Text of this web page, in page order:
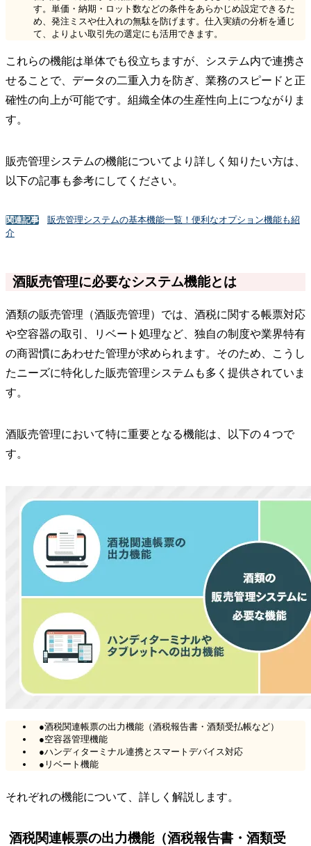
す。単価・納期・ロット数などの条件をあらかじめ設定できるた
め、発注ミスや仕入れの無駄を防げます。仕入実績の分析を通じ
て、よりよい取引先の選定にも活用できます。
これらの機能は単体でも役立ちますが、システム内で連携さ
せることで、データの二重入力を防ぎ、業務のスピードと正
確性の向上が可能です。組織全体の生産性向上につながりま
す。
販売管理システムの機能についてより詳しく知りたい方は、
以下の記事も参考にしてください。
関連記事
販売管理システムの基本機能一覧！便利なオプション機能も紹
介
酒販売管理に必要なシステム機能とは
酒類の販売管理（酒販売管理）では、酒税に関する帳票対応
や空容器の取引、リベート処理など、独自の制度や業界特有
の商習慣にあわせた管理が求められます。そのため、こうし
たニーズに特化した販売管理システムも多く提供されていま
す。
酒販売管理において特に重要となる機能は、以下の４つで
す。
●酒税関連帳票の出力機能（酒税報告書・酒類受払帳など）
●空容器管理機能
●ハンディターミナル連携とスマートデバイス対応
●リベート機能
それぞれの機能について、詳しく解説します。
酒税関連帳票の出力機能（酒税報告書・酒類受